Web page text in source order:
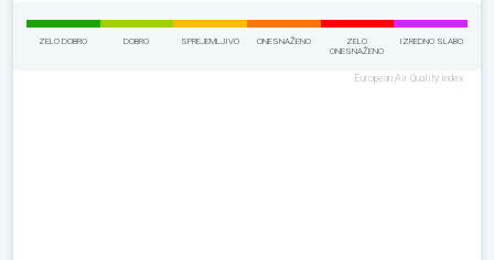
ZELO DOBRO DOBRO SPREJEMLJIVO ONESNAŽENO
ZELO
ONESNAŽENO
IZREDNO SLABO
European Air Quality Index